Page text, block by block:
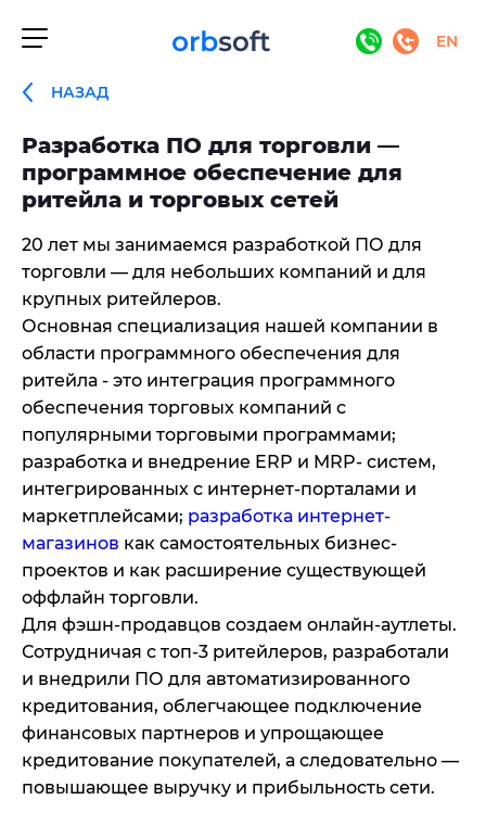
EN
НАЗАД
Разработка ПО для торговли —
программное обеспечение для
ритейла и торговых сетей
20 лет мы занимаемся разработкой ПО для
торговли — для небольших компаний и для
крупных ритейлеров.
Основная специализация нашей компании в
области программного обеспечения для
ритейла - это интеграция программного
обеспечения торговых компаний с
популярными торговыми программами;
разработка и внедрение ERP и MRP- систем,
интегрированных с интернет-порталами и
маркетплейсами; разработка интернет-
магазинов как самостоятельных бизнес-
проектов и как расширение существующей
оффлайн торговли.
Для фэшн-продавцов создаем онлайн-аутлеты.
Сотрудничая с топ-3 ритейлеров, разработали
и внедрили ПО для автоматизированного
кредитования, облегчающее подключение
финансовых партнеров и упрощающее
кредитование покупателей, а следовательно —
повышающее выручку и прибыльность сети.